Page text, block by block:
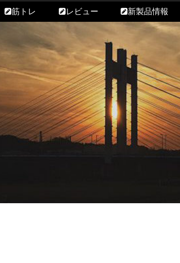
筋トレ レビュー 新製品情報